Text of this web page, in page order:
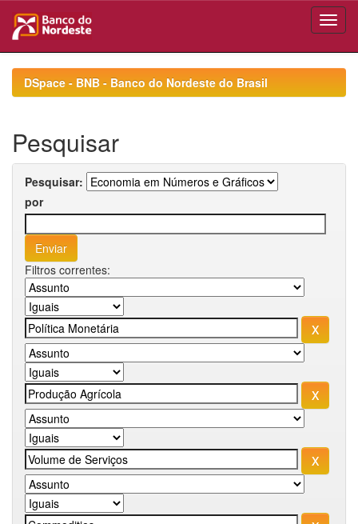
navigationDSpace - BNB - Banco do Nordeste do Brasil
Pesquisar
Pesquisar:
por
Filtros correntes: